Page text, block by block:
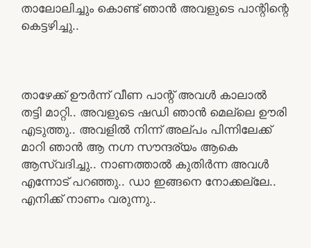
താലോലിച്ചും കൊണ്ട് ഞാൻ അവളുടെ പാന്റിന്റെ
കെട്ടഴിച്ചു..
താഴേക്ക് ഊർന്ന് വീണ പാന്റ് അവൾ കാലാൽ
തട്ടി മാറ്റി.. അവളുടെ ഷഡി ഞാൻ മെല്ലെ ഊരി
എടുത്തു.. അവളിൽ നിന്ന് അല്പം പിന്നിലേക്ക്
മാറി ഞാൻ ആ നഗ്ന സൗന്ദര്യം ആകെ
ആസ്വദിച്ചു.. നാണത്താൽ കുതിർന്ന അവൾ
എന്നോട് പറഞ്ഞു.. ഡാ ഇങ്ങനെ നോക്കല്ലേ..
എനിക്ക് നാണം വരുന്നു..